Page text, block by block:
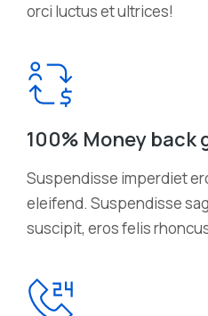
orci luctus et ultrices!
100% Money back
Suspendisse imperdiet
eleifend. Suspendisse
suscipit, eros felis